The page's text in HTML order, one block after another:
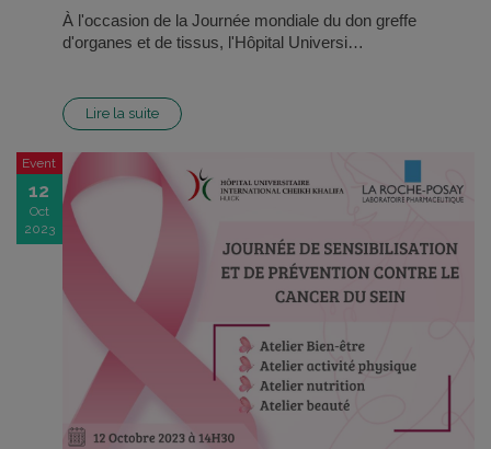
À l'occasion de la Journée mondiale du don greffe
d'organes et de tissus, l'Hôpital Universi…
Lire la suite
Event
12
Oct
2023